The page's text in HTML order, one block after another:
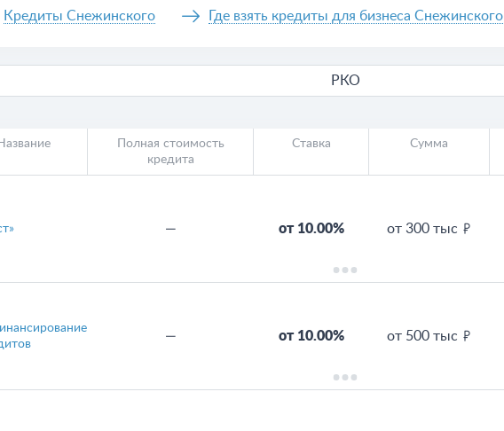
Кредиты Снежинского Где взять кредиты для бизнеса Снежинского
РКО
Полная стоимость
кредита
Ставка Сумма
— от 10.00% от 300 тыс
— от 10.00% от 500 тыс